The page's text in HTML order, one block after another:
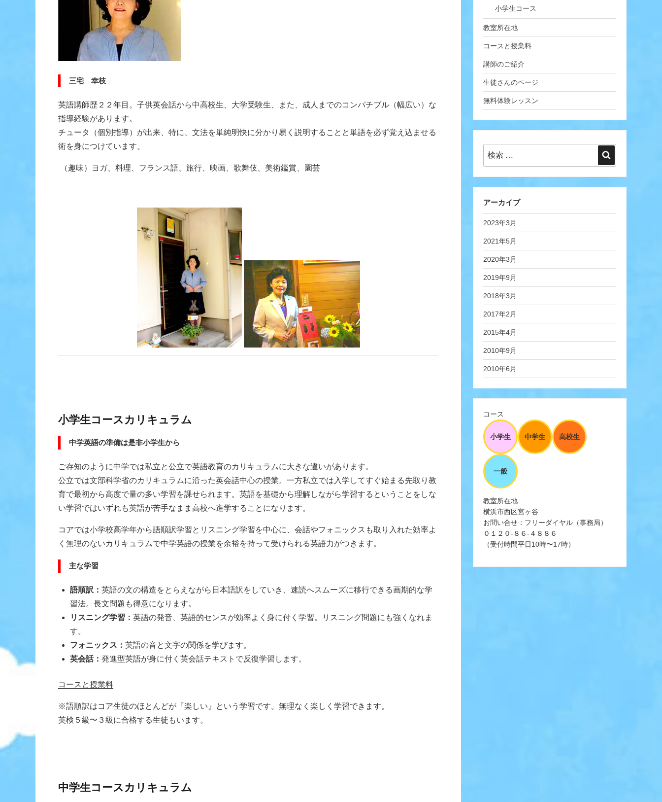
三宅 幸枝
英語講師歴２２年目。子供英会話から中高校生、大学受験生、また、成人までのコンパチブル（幅広い）な
指導経験があります。
チュータ（個別指導）が出来、特に、文法を単純明快に分かり易く説明することと単語を必ず覚え込ませる
術を身につけています。
（趣味）ヨガ、料理、フランス語、旅行、映画、歌舞伎、美術鑑賞、園芸
小学生コースカリキュラム
中学英語の準備は是非小学生から
ご存知のように中学では私立と公立で英語教育のカリキュラムに大きな違いがあります。
公立では文部科学省のカリキュラムに沿った英会話中心の授業。一方私立では入学してすぐ始まる先取り教
育で最初から高度で量の多い学習を課せられます。英語を基礎から理解しながら学習するということをしな
い学習ではいずれも英語が苦手なまま高校へ進学することになります。
コアでは小学校高学年から語順訳学習とリスニング学習を中心に、会話やフォニックスも取り入れた効率よ
く無理のないカリキュラムで中学英語の授業を余裕を持って受けられる英語力がつきます。
主な学習
語順訳： 英語の文の構造をとらえながら日本語訳をしていき、速読へスムーズに移行できる画期的な学
習法。長文問題も得意になります。
リスニング学習： 英語の発音、英語的センスが効率よく身に付く学習。リスニング問題にも強くなれま
す。
フォニックス： 英語の音と文字の関係を学びます。
英会話： 発進型英語が身に付く英会話テキストで反復学習します。
コースと授業料
※語順訳はコア生徒のほとんどが『楽しい』という学習です。無理なく楽しく学習できます。
英検５級〜３級に合格する生徒もいます。
中学生コースカリキュラム
小学生コース
教室所在地
コースと授業料
講師のご紹介
生徒さんのページ
無料体験レッスン
検
索:
索
アーカイブ
2023年3月
2021年5月
2020年3月
2019年9月
2018年3月
2017年2月
2015年4月
2010年9月
2010年6月
コース
小学生 中学生 高校生
一般
教室所在地
横浜市西区宮ヶ谷
お問い合せ：フリーダイヤル（事務局）
０１２０-８６-４８８６
（受付時間平日10時〜17時）